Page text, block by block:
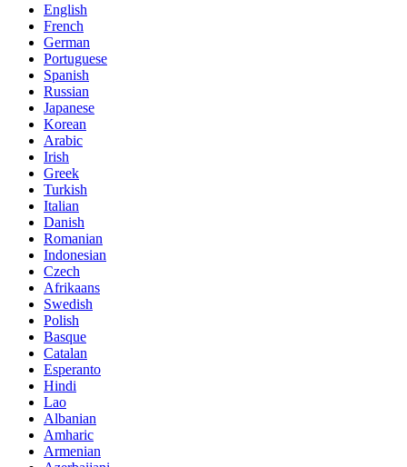
English
French
German
Portuguese
Spanish
Russian
Japanese
Korean
Arabic
Irish
Greek
Turkish
Italian
Danish
Romanian
Indonesian
Czech
Afrikaans
Swedish
Polish
Basque
Catalan
Esperanto
Hindi
Lao
Albanian
Amharic
Armenian